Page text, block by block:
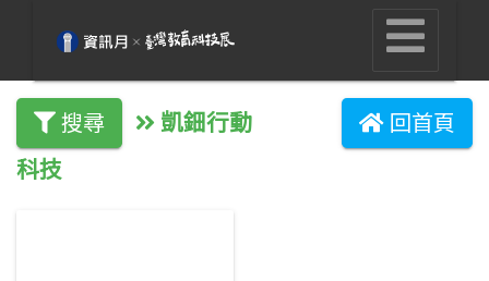
搜尋
凱鈿行動
科技
回首頁